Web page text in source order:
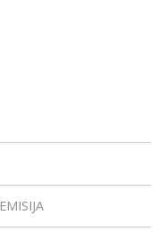
EMISIJA